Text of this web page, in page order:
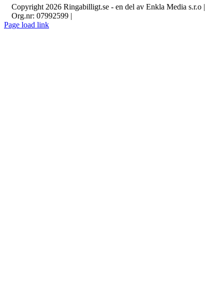
Copyright 2026 Ringabilligt.se - en del av Enkla Media s.r.o |
Org.nr: 07992599 |
Page load link